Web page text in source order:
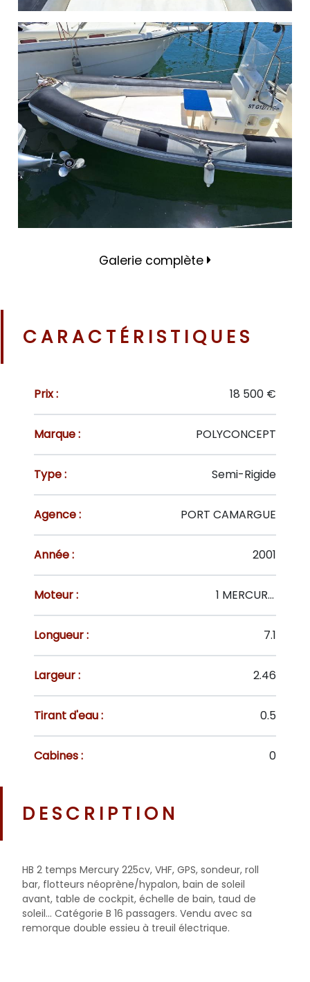
Galerie complète
CARACTÉRISTIQUES
Prix : 18 500 €
Marque : POLYCONCEPT
Type : Semi-Rigide
Agence : PORT CAMARGUE
Année : 2001
Moteur : 1 MERCURY HB 2T 225 CV
Longueur : 7.1
Largeur : 2.46
Tirant d'eau : 0.5
Cabines : 0
DESCRIPTION
HB 2 temps Mercury 225cv, VHF, GPS, sondeur, roll
bar, flotteurs néoprène/hypalon, bain de soleil
avant, table de cockpit, échelle de bain, taud de
soleil... Catégorie B 16 passagers. Vendu avec sa
remorque double essieu à treuil électrique.